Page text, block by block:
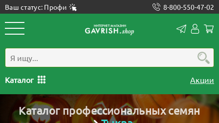
Ваш статус: Профи 8-800-550-47-02
Каталог Акции
Каталог профессиональных семян